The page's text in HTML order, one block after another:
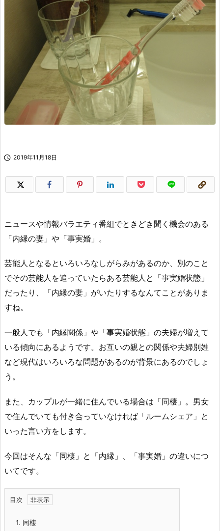
 2019年11月18日
ニュースや情報バラエティ番組でときどき聞く機会のある
「内縁の妻」や「事実婚」。
芸能人となるといろいろなしがらみがあるのか、別のこと
でその芸能人を追っていたらある芸能人と「事実婚状態」
だったり、「内縁の妻」がいたりするなんてことがありま
すね。
一般人でも「内縁関係」や「事実婚状態」の夫婦が増えて
いる傾向にあるようです。お互いの親との関係や夫婦別姓
など現代はいろいろな問題があるのが背景にあるのでしょ
う。
また、カップルが一緒に住んでいる場合は「同棲」。男女
で住んでいても付き合っていなければ「ルームシェア」と
いった言い方をします。
今回はそんな「同棲」と「内縁」、「事実婚」の違いにつ
いてです。
目次
1. 同棲